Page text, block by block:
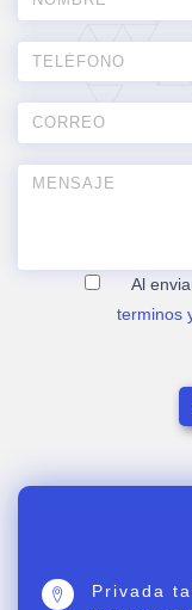
Privada
Al
terminos